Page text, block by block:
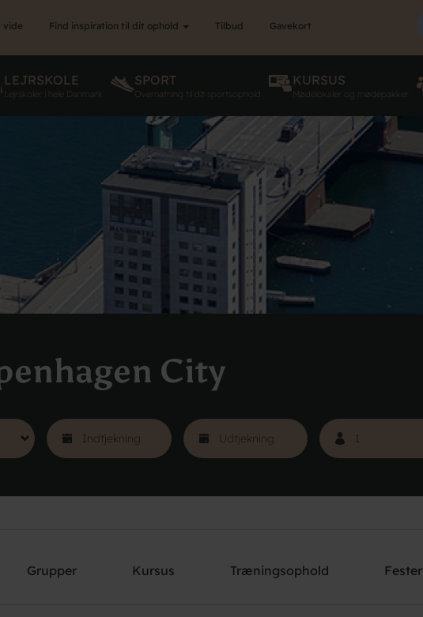
vide Find inspiration til dit ophold Tilbud Gavekort
LEJRSKOLE
Lejrskoler i hele Danmark
SPORT
Overnatning til dit sportsophold
KURSUS
Mødelokaler og mødepakker
City
Grupper Kursus Træningsophold Fester